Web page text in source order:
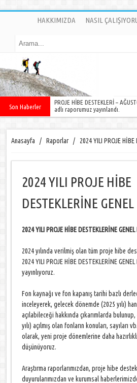
HAKKIMIZDA NASIL
Son Haberler
DÜNYA ÜLKELERİNDE NELER
adlı raporumuz yayınlandı.
Anasayfa / Raporlar / 2024 YILI PROJE HİBE
2024 YILI PROJE HİBE
DESTEKLERİNE
2024 YILI PROJE HİBE DESTEKLERİNE GENEL
2024 yılında verilmiş olan tüm proje hibe
2024 YILI PROJE HİBE DESTEKLERİNE
yayınlıyoruz.
Fon kaynağı ve fon kapanış tarihi bazlı
inceleyerek, gelecek dönemde (2025 yılı)
açılabileceği hakkında çıkarımlarda
yılı) açılmış olan fonların konuları, sayıları
olarak, yeni proje dönemlerine daha
düşünüyoruz.
Araştırma raporlarımızdan, proje hibe
duyurularımızdan ve kurumsal